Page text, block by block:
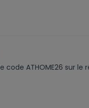
code ATHOME26 sur